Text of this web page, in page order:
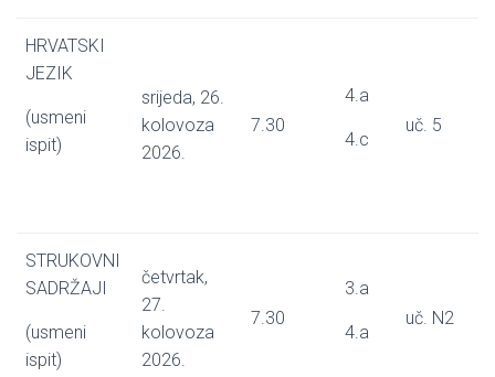
HRVATSKI
JEZIK
(usmeni
ispit)
srijeda, 26.
kolovoza
2026.
7.30
4.a
4.c
uč. 5
STRUKOVNI
SADRŽAJI
(usmeni
ispit)
četvrtak,
27.
kolovoza
2026.
7.30
3.a
4.a
uč. N2